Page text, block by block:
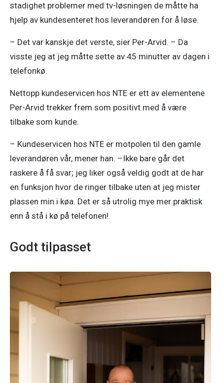
stadighet problemer med tv-løsningen de måtte ha
hjelp av kundesenteret hos leverandøren for å løse.
– Det var kanskje det verste, sier Per-Arvid. – Da
visste jeg at jeg måtte sette av 45 minutter av dagen i
telefonkø.
Nettopp kundeservicen hos NTE er ett av elementene
Per-Arvid trekker frem som positivt med å være
tilbake som kunde.
– Kundeservicen hos NTE er motpolen til den gamle
leverandøren vår, mener han. –Ikke bare går det
raskere å få svar; jeg liker også veldig godt at de har
en funksjon hvor de ringer tilbake uten at jeg mister
plassen min i køa. Det er så utrolig mye mer praktisk
enn å stå i kø på telefonen!
Godt tilpasset